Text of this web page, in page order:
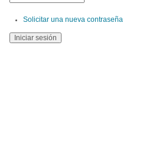
Solicitar una nueva contraseña